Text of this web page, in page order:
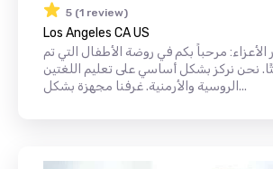
5 (1 review)
Los Angeles CA US
الأعزاء: مرحباً بكم في روضة الأطفال التي تم
نحن نركز بشكل أساسي على تعليم اللغتين
الروسية والأرمنية. غرفنا مجهزة بشكل...